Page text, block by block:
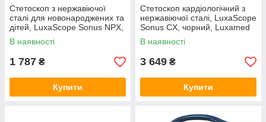
Стетоскоп з нержавіючої
сталі для новонароджених та
дітей, LuxaScope Sonus NPX,
білий, Luxamed
В наявності
1 787 ₴
Купити
Стетоскоп кардіологічний з
нержавіючої сталі, LuxaScope
Sonus CX, чорний, Luxamed
В наявності
3 649 ₴
Купити